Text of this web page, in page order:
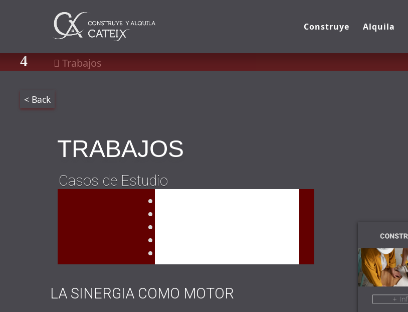
Construye Alquila
Trabajos
TRABAJOS
Casos de Estudio
LA SINERGIA COMO MOTOR
< Back